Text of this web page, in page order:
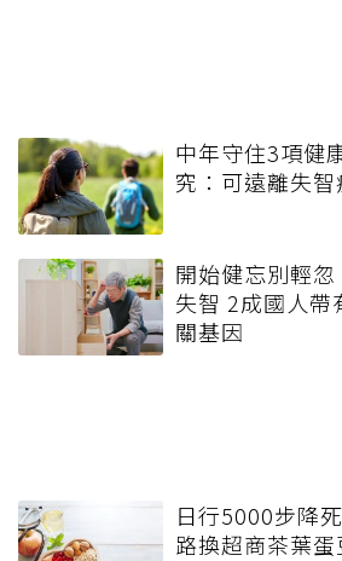
中年守住3項健
究：可遠離失
開始健忘別輕
失智 2成國人帶
關基因
日行5000步降
路換超商茶葉蛋